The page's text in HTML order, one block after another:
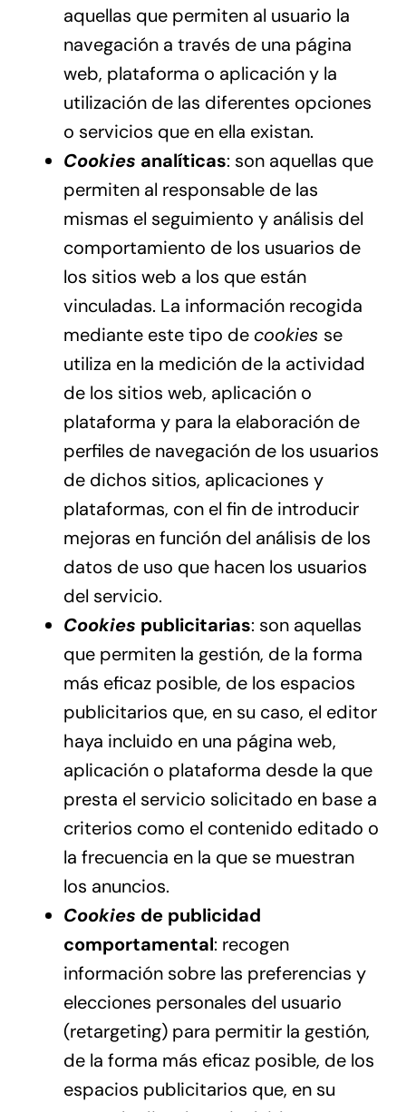
aquellas que permiten al usuario la
navegación a través de una página
web, plataforma o aplicación y la
utilización de las diferentes opciones
o servicios que en ella existan.
Cookies analíticas: son aquellas que
permiten al responsable de las
mismas el seguimiento y análisis del
comportamiento de los usuarios de
los sitios web a los que están
vinculadas. La información recogida
mediante este tipo de cookies se
utiliza en la medición de la actividad
de los sitios web, aplicación o
plataforma y para la elaboración de
perfiles de navegación de los usuarios
de dichos sitios, aplicaciones y
plataformas, con el fin de introducir
mejoras en función del análisis de los
datos de uso que hacen los usuarios
del servicio.
Cookies publicitarias: son aquellas
que permiten la gestión, de la forma
más eficaz posible, de los espacios
publicitarios que, en su caso, el editor
haya incluido en una página web,
aplicación o plataforma desde la que
presta el servicio solicitado en base a
criterios como el contenido editado o
la frecuencia en la que se muestran
los anuncios.
Cookies de publicidad
comportamental: recogen
información sobre las preferencias y
elecciones personales del usuario
(retargeting) para permitir la gestión,
de la forma más eficaz posible, de los
espacios publicitarios que, en su